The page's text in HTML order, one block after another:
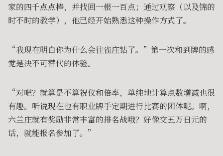
家的四千点点棒，并找回一根一百点；通过观察（以及锦的
时不时的教学），他已经开始熟悉这种操作方式了。
“我现在明白你为什么会往雀庄钻了。”第一次和到牌的感
觉是决不可替代的体验。
“对吧？就算是不算祝仪和倍率，单纯地计算点数增减也很
有趣。听说现在也有职业牌手定期进行比赛的团体呢。啊，
六兰庄就有奖励非常丰富的排名战哦？好像交五万日元的
话，就能报名参加了。”